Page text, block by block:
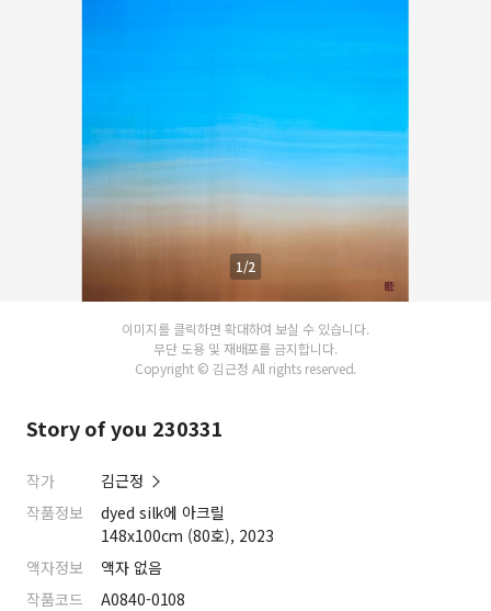
1/2
이미지를 클릭하면 확대하여 보실 수 있습니다.
무단 도용 및 재배포를 금지합니다.
Copyright © 김근정 All rights reserved.
Story of you 230331
작가
김근정
작품정보
dyed silk에 아크릴
148x100cm (80호), 2023
액자정보
액자 없음
작품코드
A0840-0108